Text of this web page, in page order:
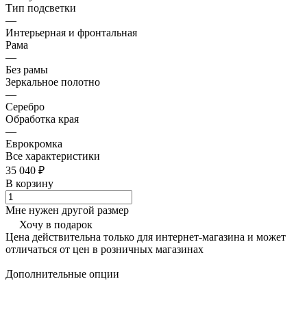
Тип подсветки
—
Интерьерная и фронтальная
Рама
—
Без рамы
Зеркальное полотно
—
Серебро
Обработка края
—
Еврокромка
Все характеристики
35 040 ₽
В корзину
Мне нужен другой размер
Хочу в подарок
Цена действительна только для интернет-магазина и может
отличаться от цен в розничных магазинах
Дополнительные опции